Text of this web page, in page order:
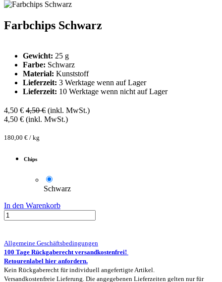
Farbchips Schwarz
Gewicht: 25 g
Farbe: Schwarz
Material: Kunststoff
Lieferzeit: 3 Werktage wenn auf Lager
Lieferzeit: 10 Werktage wenn nicht auf Lager
4,50 € 4,50€ (inkl. MwSt.)
4,50 € (inkl. MwSt.)
180,00 € / kg
Chips
Schwarz
In den Warenkorb
Allgemeine Geschäftsbedingungen
100 Tage Rückgaberecht versandkostenfrei!
Retourenlabel hier anfordern.
Kein Rückgaberecht für individuell angefertigte Artikel.
Versandkostenfreie Lieferung. Die angegebenen Lieferzeiten gelten nur für